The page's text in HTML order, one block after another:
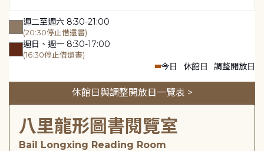
週二至週六 8:30-21:00
(20:30停止借還書)
週日、週一 8:30-17:00
(16:30停止借還書)
今日 休館日 調整開放日
休館日與調整開放日一覽表 >
八里龍形圖書閱覽室
Bail Longxing Reading Room